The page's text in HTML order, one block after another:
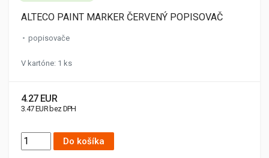
ALTECO PAINT MARKER ČERVENÝ POPISOVAČ
popisovače
V kartóne: 1 ks
4.27 EUR
3.47 EUR bez DPH
Do košíka